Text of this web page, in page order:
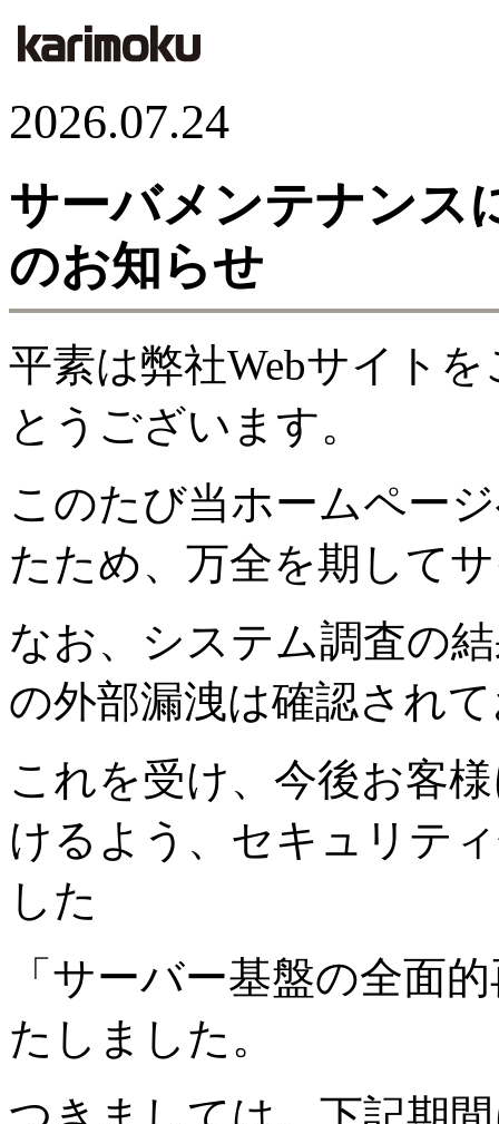
2026.07.24
サーバメンテナンス
のお知らせ
平素は弊社Webサイト
とうございます。
このたび当ホームペー
たため、万全を期して
なお、システム調査の
の外部漏洩は確認され
これを受け、今後お客
けるよう、セキュリテ
した
「サーバー基盤の全面
たしました。